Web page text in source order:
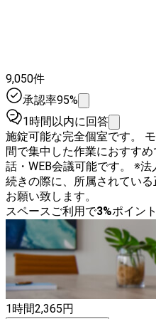
9,050件
承認率95%
1時間以内に回答
施錠可能な完全個室です。
間で集中した作業におすすめです。 H¹Tは全席
話・WEB会議可能です。 ※法人でのご利用の場合は、予約手
続きの際に、所属されてい
お願い致します。
スペースご利用で3%ポイン
1時間2,365円